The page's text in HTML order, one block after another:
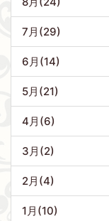
7月(29)
6月(14)
5月(21)
4月(6)
3月(2)
2月(4)
1月(10)